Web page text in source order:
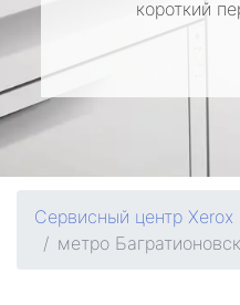
короткий
Сервисный центр Xerox
метро